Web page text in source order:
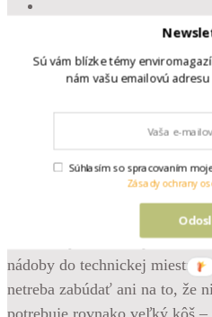
Sú vám blízke témy
nám vašu emailovú
Súhlasím so spracovaním
Zásady ochrany